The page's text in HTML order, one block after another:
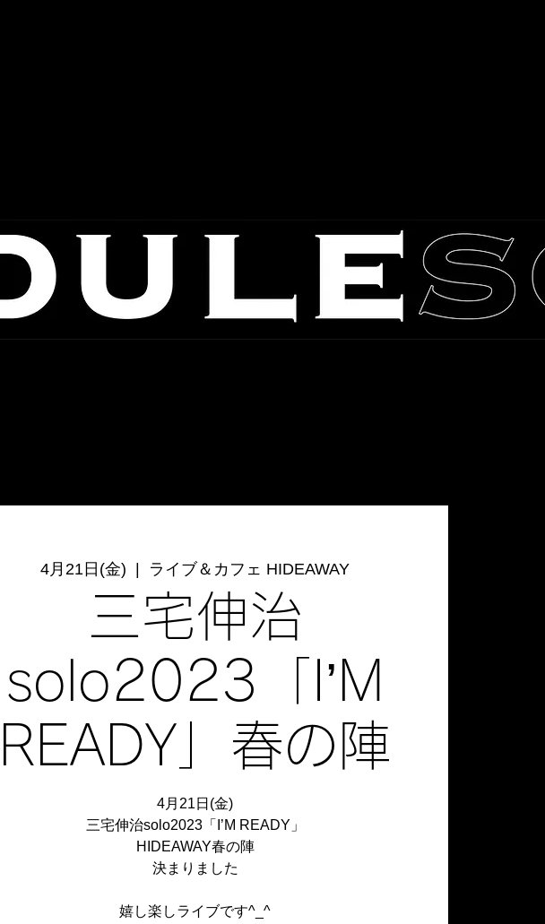
4月21日(金) ライブ＆カフェ HIDEAWAY
三宅伸治
solo2023「I’M
READY」春の陣
4月21日(金)
三宅伸治solo2023「I’M READY」
HIDEAWAY春の陣
決まりました
嬉し楽しライブです^_^